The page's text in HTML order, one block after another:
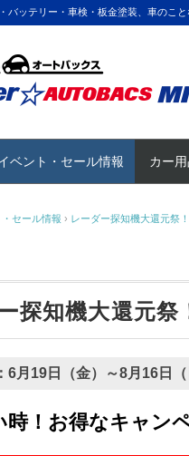
バッテリー・車検・板金塗装、車のこ
ベント・セール情報 カー
セール情報 › レーダー探知機大還元祭！
探知機大還元祭
6月19日（金）～8月16日（
時！お得なキャン